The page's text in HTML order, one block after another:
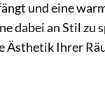
und eine
dabei an Stil zu
Ästhetik Ihrer